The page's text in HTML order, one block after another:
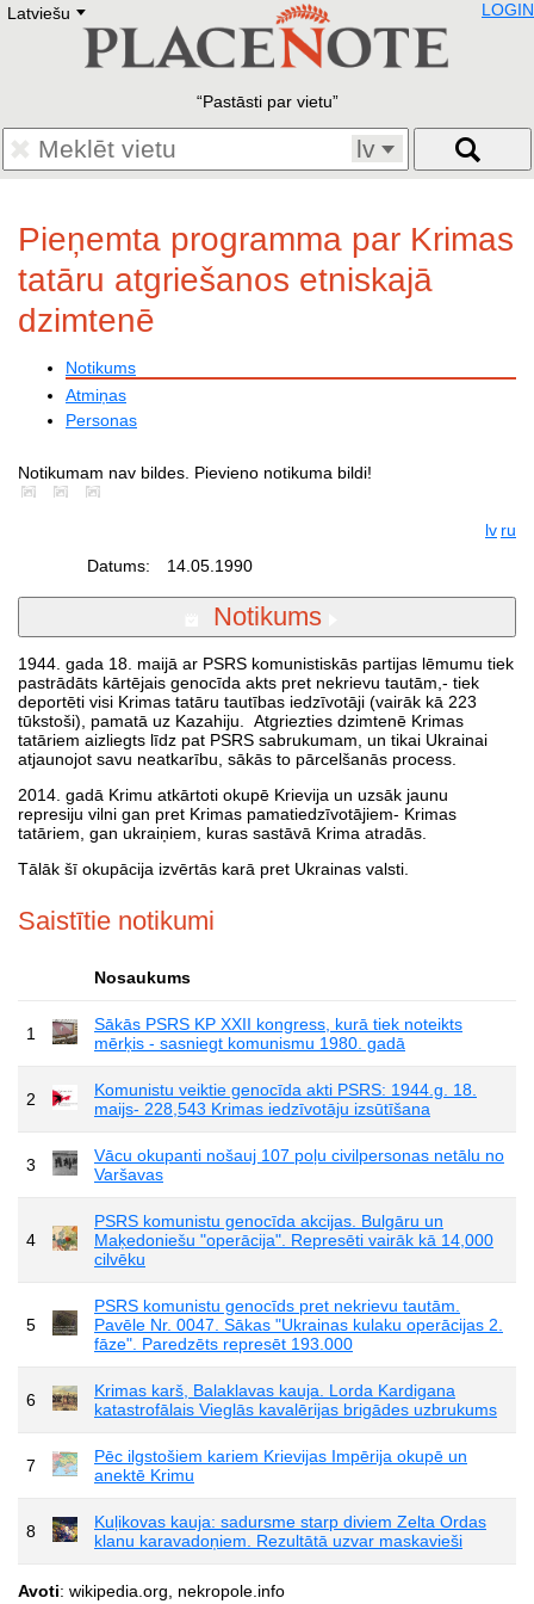
Latviešu E
Deutsch
Francais
Polski
Eestikeelne
LOGIN
Pastāsti par vietu
lv
Pieņemta programma par Krimas
tatāru atgriešanos etniskajā
dzimtenē
Notikums
Atmiņas
Personas
Notikumam nav bildes. Pievieno notikuma bildi!
lv ru
Datums:
14.05.1990
Notikums
1944. gada 18. maijā ar PSRS komunistiskās partijas lēmumu tiek
pastrādāts kārtējais genocīda akts pret nekrievu tautām,- tiek
deportēti visi Krimas tatāru tautības iedzīvotāji (vairāk kā 223
tūkstoši), pamatā uz Kazahiju. Atgriezties dzimtenē Krimas
tatāriem aizliegts līdz pat PSRS sabrukumam, un tikai Ukrainai
atjaunojot savu neatkarību, sākās to pārcelšanās process.
2014. gadā Krimu atkārtoti okupē Krievija un uzsāk jaunu
represiju vilni gan pret Krimas pamatiedzīvotājiem- Krimas
tatāriem, gan ukraiņiem, kuras sastāvā Krima atradās.
Tālāk šī okupācija izvērtās karā pret Ukrainas valsti.
Saistītie notikumi
Nosaukums
1
Sākās PSRS KP XXII kongress, kurā tiek noteikts
mērķis - sasniegt komunismu 1980. gadā
2
Komunistu veiktie genocīda akti PSRS: 1944.g. 18.
maijs- 228,543 Krimas iedzīvotāju izsūtīšana
3
Vācu okupanti nošauj 107 poļu civilpersonas netālu no
Varšavas
4
PSRS komunistu genocīda akcijas. Bulgāru un
Maķedoniešu "operācija". Represēti vairāk kā 14,000
cilvēku
5
PSRS komunistu genocīds pret nekrievu tautām.
Pavēle Nr. 0047. Sākas "Ukrainas kulaku operācijas 2.
fāze". Paredzēts represēt 193.000
6
Krimas karš, Balaklavas kauja. Lorda Kardigana
katastrofālais Vieglās kavalērijas brigādes uzbrukums
7
Pēc ilgstošiem kariem Krievijas Impērija okupē un
anektē Krimu
8
Kuļikovas kauja: sadursme starp diviem Zelta Ordas
klanu karavadoņiem. Rezultātā uzvar maskavieši
Avoti: wikipedia.org, nekropole.info